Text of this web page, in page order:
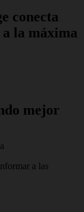
conecta
a la máxima
mejor
a las